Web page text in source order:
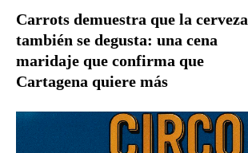
Carrots demuestra que la cerveza
también se degusta: una cena
maridaje que confirma que
Cartagena quiere más